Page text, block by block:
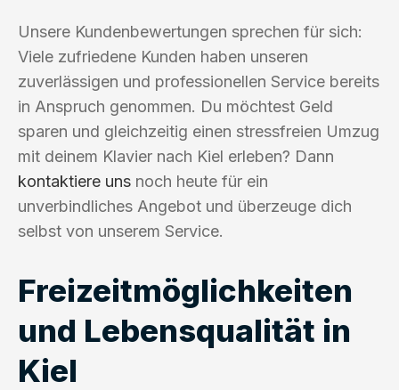
Unsere Kundenbewertungen sprechen für sich:
Viele zufriedene Kunden haben unseren
zuverlässigen und professionellen Service bereits
in Anspruch genommen. Du möchtest Geld
sparen und gleichzeitig einen stressfreien Umzug
mit deinem Klavier nach Kiel erleben? Dann
kontaktiere uns noch heute für ein
unverbindliches Angebot und überzeuge dich
selbst von unserem Service.
Freizeitmöglichkeiten
und Lebensqualität in
Kiel